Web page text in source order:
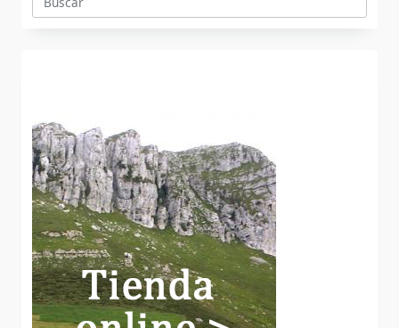
Buscar: